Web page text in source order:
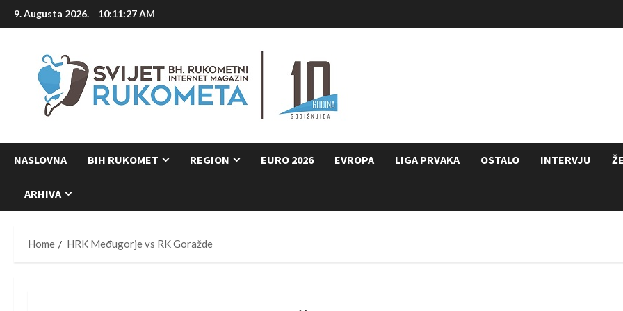
Skip
to
9. Augusta 2026. 10:11:28 AM
NASLOVNA BIH RUKOMET REGION EURO 2026 EVROPA LIGA PRVAKA OSTALO INTERVJU
ARHIVA
Home HRK Međugorje vs RK Goražde